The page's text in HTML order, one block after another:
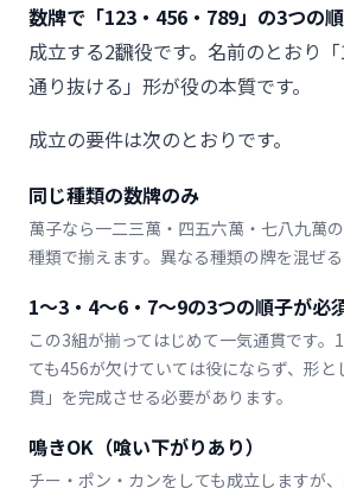
数牌で「123・456・789」の3つの
成立する2飜役です。名前のとおり
通り抜ける」形が役の本質です。
成立の要件は次のとおりです。
同じ種類の数牌のみ
萬子なら一二三萬・四五六萬・七八九萬
種類で揃えます。異なる種類の牌を混ぜる
1〜3・4〜6・7〜9の3つの順子が必
この3組が揃ってはじめて一気通貫です。
ても456が欠けていては役にならず、形と
貫」を完成させる必要があります。
鳴きOK（喰い下がりあり）
チー・ポン・カンをしても成立しますが